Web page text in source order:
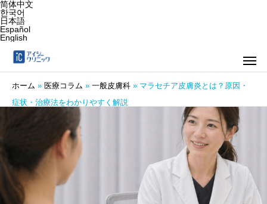
简体中文
한국어
日本語
Español
English
ホーム » 医療コラム » 一般皮膚科 » マラセチア皮膚炎とは？原因・
症状・治療法をわかりやすく解説